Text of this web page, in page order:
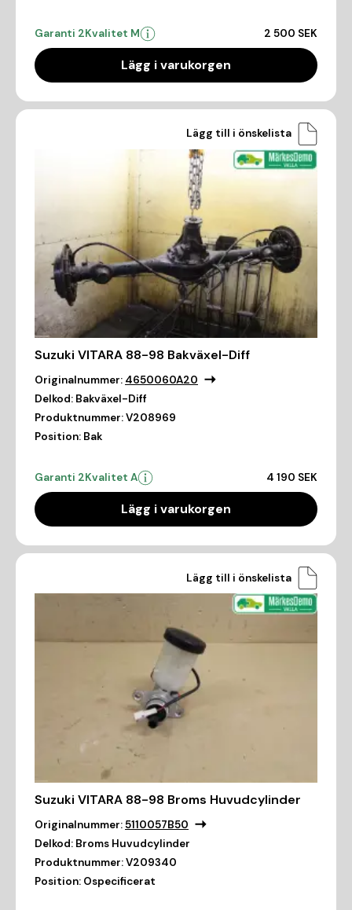
Garanti 2Kvalitet M 2 500 SEK
Lägg i varukorgen
Lägg till i önskelista
Suzuki VITARA 88-98 Bakväxel-Diff
Originalnummer: 4650060A20
Delkod: Bakväxel-Diff
Produktnummer:V208969
Position: Bak
Garanti 2Kvalitet A 4 190 SEK
Lägg i varukorgen
Lägg till i önskelista
Suzuki VITARA 88-98 Broms Huvudcylinder
Originalnummer:5110057B50
Delkod: Broms Huvudcylinder
Produktnummer:V209340
Position: Ospecificerat